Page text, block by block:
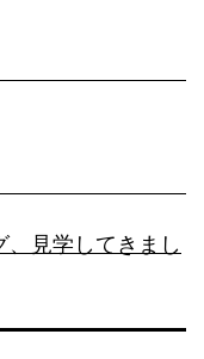
見学してきまし